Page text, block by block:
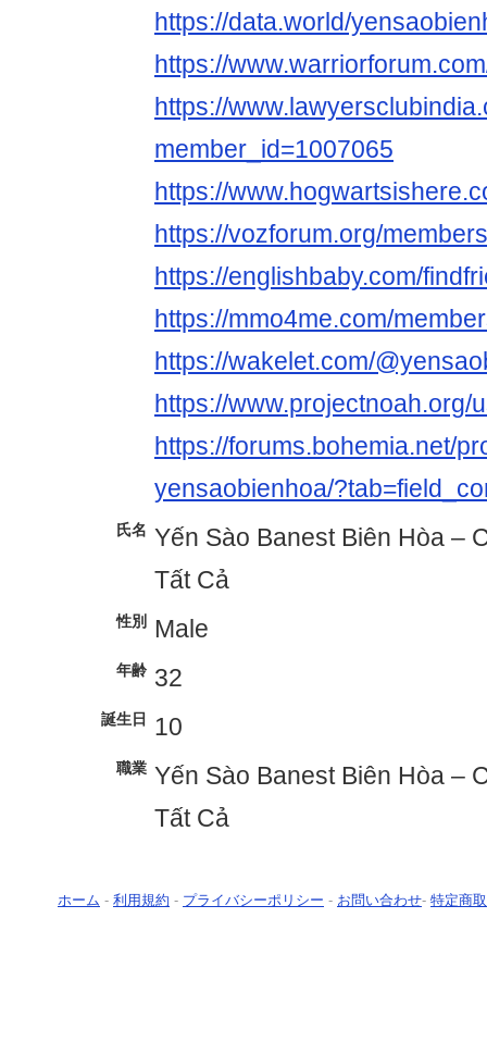
https://data.world/
https://
https://
member_id=1007065
https://
https://vozforum.org/
https://englishbaby.com/
https://mmo4me.com/
https://wakelet.com/
https://www.projectnoah.org/
https://forums.bohemia.net/
yensaobienhoa/
氏名 Yến Sào Banest Biên Hòa –
Tất Cả
性別 Male
年齢 32
誕生日 10
職業 Yến Sào Banest Biên Hòa –
Tất Cả
ホーム - 利用規約 - プライバシーポリシー - お問い合わせ- 特定商